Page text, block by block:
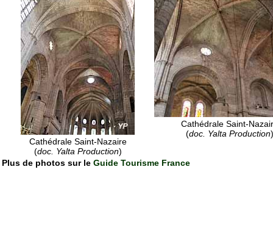
Cathédrale Saint-Nazaire
(doc. Yalta Production)
Cathédrale Saint-
(doc. Yalta Production)
Plus de photos sur le Guide Tourisme France